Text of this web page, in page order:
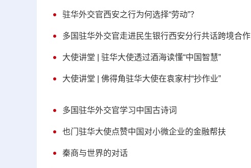
驻华外交官西安之行为何选择“劳动”？
多国驻华外交官走进民生银行西安分行共话跨境合作
大使讲堂 | 驻华大使透过酒海读懂“中国智慧”
大使讲堂 | 佛得角驻华大使在袁家村“抄作业”
多国驻华外交官学习中国古诗词
也门驻华大使点赞中国对小微企业的金融帮扶
秦商与世界的对话